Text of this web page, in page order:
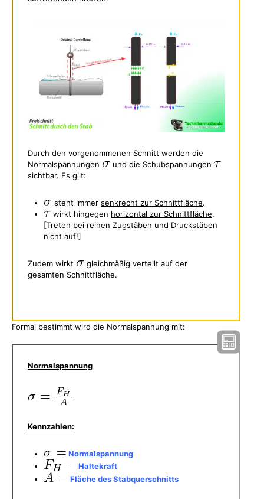
Durch den vorgenommenen Schnitt werden die
Normalspannungen
und die Schubspannungen
sichtbar. Es gilt:
steht immer senkrecht zur Schnittfläche.
wirkt hingegen horizontal zur Schnittfläche.
[Treten bei reinen Zugstäben und Druckstäben
nicht auf!]
Zudem wirkt
gleichmäßig verteilt auf der
gesamten Schnittfläche.
Formal bestimmt wird die Normalspannung mit:
Normalspannung
Kennzahlen:
Normalspannung
Haltekraft
Fläche des Stabquerschnitts